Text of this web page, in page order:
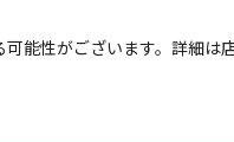
能性がございます。詳細は